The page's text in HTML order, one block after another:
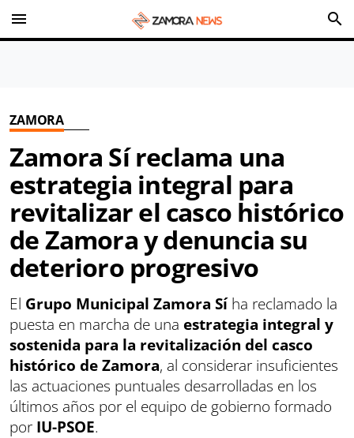
menu search
ZAMORA
Zamora Sí reclama una
estrategia integral para
revitalizar el casco histórico
de Zamora y denuncia su
deterioro progresivo
El Grupo Municipal Zamora Síha reclamado la
puesta en marcha de una estrategia integral y
sostenida para la revitalización del casco
histórico de Zamora, al considerar insuficientes
las actuaciones puntuales desarrolladas en los
últimos años por el equipo de gobierno formado
por IU-PSOE.